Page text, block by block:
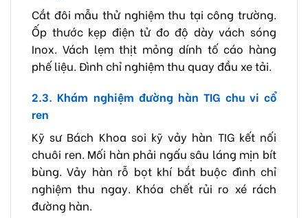
Cắt đôi mẫu thử nghiệm thu tại công trường.
Ốp thước kẹp điện tử đo độ dày vách sóng
Inox. Vách lẹm thịt mỏng dính tố cáo hàng
phế liệu. Đình chỉ nghiệm thu quay đầu xe tải.
2.3. Khám nghiệm đường hàn TIG chu vi cổ
ren
Kỹ sư Bách Khoa soi kỹ vảy hàn TIG kết nối
chuôi ren. Mối hàn phải ngấu sâu láng mịn bít
bùng. Vảy hàn rỗ bọt khí bắt buộc đình chỉ
nghiệm thu ngay. Khóa chết rủi ro xé rách
đường hàn.